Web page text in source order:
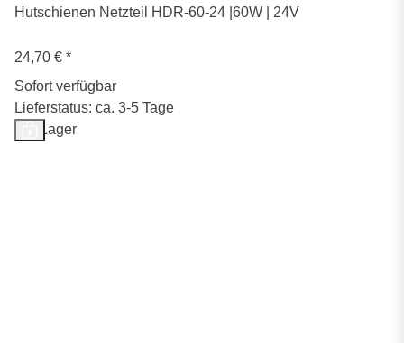
Hutschienen Netzteil HDR-60-24 |60W | 24V
24,70 € *
Sofort verfügbar
Lieferstatus: ca. 3-5 Tage
Auf Lager